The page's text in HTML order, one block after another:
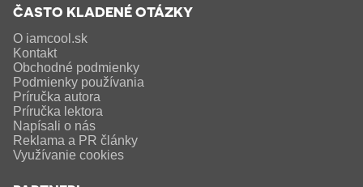
ČASTO KLADENÉ OTÁZKY
O iamcool.sk
Kontakt
Obchodné podmienky
Podmienky používania
Príručka autora
Príručka lektora
Napísali o nás
Reklama a PR články
Využívanie cookies